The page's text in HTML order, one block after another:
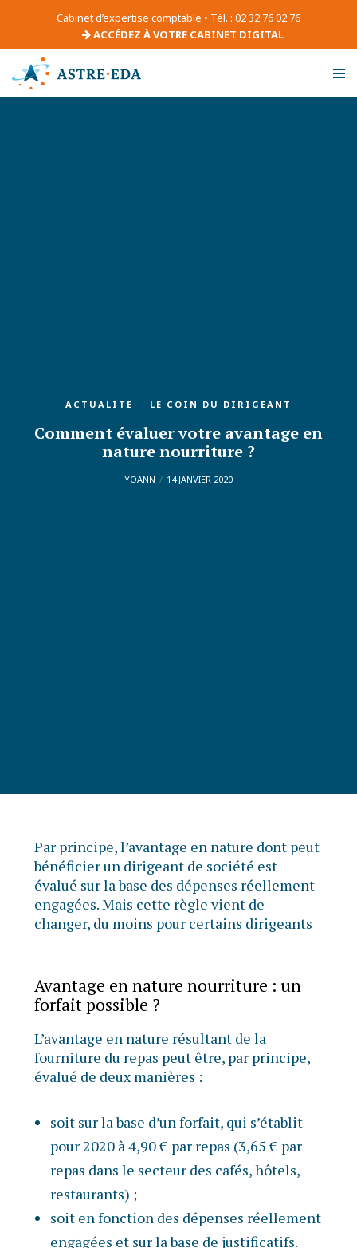
Cabinet d’expertise comptable • Tél. : 02 32 76 02 76
ACCÉDEZ À VOTRE CABINET DIGITAL
ACTUALITE LE COIN DU DIRIGEANT
Comment évaluer votre avantage en
nature nourriture ?
YOANN 14 JANVIER 2020
Par principe, l’avantage en nature dont peut
bénéficier un dirigeant de société est
évalué sur la base des dépenses réellement
engagées. Mais cette règle vient de
changer, du moins pour certains dirigeants
Avantage en nature nourriture : un
forfait possible ?
L’avantage en nature résultant de la
fourniture du repas peut être, par principe,
évalué de deux manières :
soit sur la base d’un forfait, qui s’établit
pour 2020 à 4,90 € par repas (3,65 € par
repas dans le secteur des cafés, hôtels,
restaurants) ;
soit en fonction des dépenses réellement
engagées et sur la base de justificatifs.